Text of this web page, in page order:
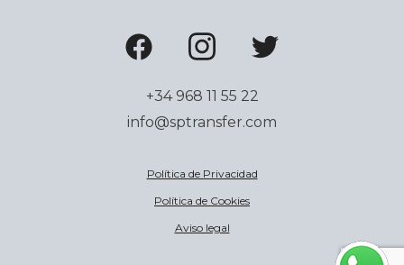
+34 968 11 55 22
info@sptransfer.com
Política de Privacidad
Política de Cookies
Aviso legal